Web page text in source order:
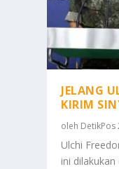
JELANG
KIRIM
oleh DetikPos
Ulchi
ini dilakukan